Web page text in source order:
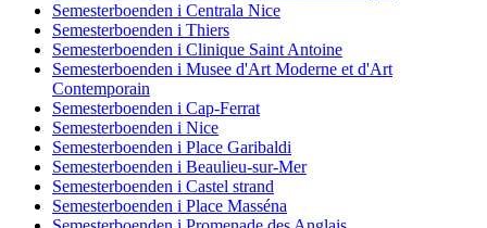
Semesterboenden i Centrala Nice
Semesterboenden i Thiers
Semesterboenden i Clinique Saint Antoine
Semesterboenden i Musee d'Art Moderne et d'Art
Contemporain
Semesterboenden i Cap-Ferrat
Semesterboenden i Nice
Semesterboenden i Place Garibaldi
Semesterboenden i Beaulieu-sur-Mer
Semesterboenden i Castel strand
Semesterboenden i Place Masséna